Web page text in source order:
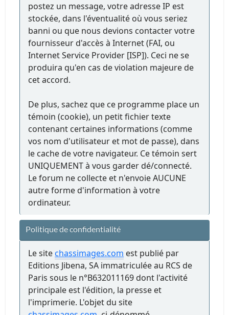
postez un message, votre adresse IP est
stockée, dans l'éventualité où vous seriez
banni ou que nous devions contacter votre
fournisseur d'accès à Internet (FAI, ou
Internet Service Provider [ISP]). Ceci ne se
produira qu'en cas de violation majeure de
cet accord.
De plus, sachez que ce programme place un
témoin (cookie), un petit fichier texte
contenant certaines informations (comme
vos nom d'utilisateur et mot de passe), dans
le cache de votre navigateur. Ce témoin sert
UNIQUEMENT à vous garder dé/connecté.
Le forum ne collecte et n'envoie AUCUNE
autre forme d'information à votre
ordinateur.
Politique de confidentialité
Le sitechassimages.com est publié par
Editions Jibena, SA immatriculée au RCS de
Paris sous le n°B632011169 dont l'activité
principale est l'édition, la presse et
l'imprimerie. L'objet du site